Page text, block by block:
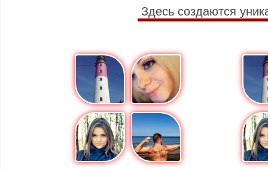
Здесь создаются